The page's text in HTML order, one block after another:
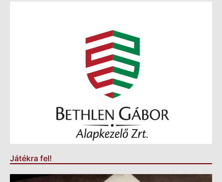
Játékra fel!